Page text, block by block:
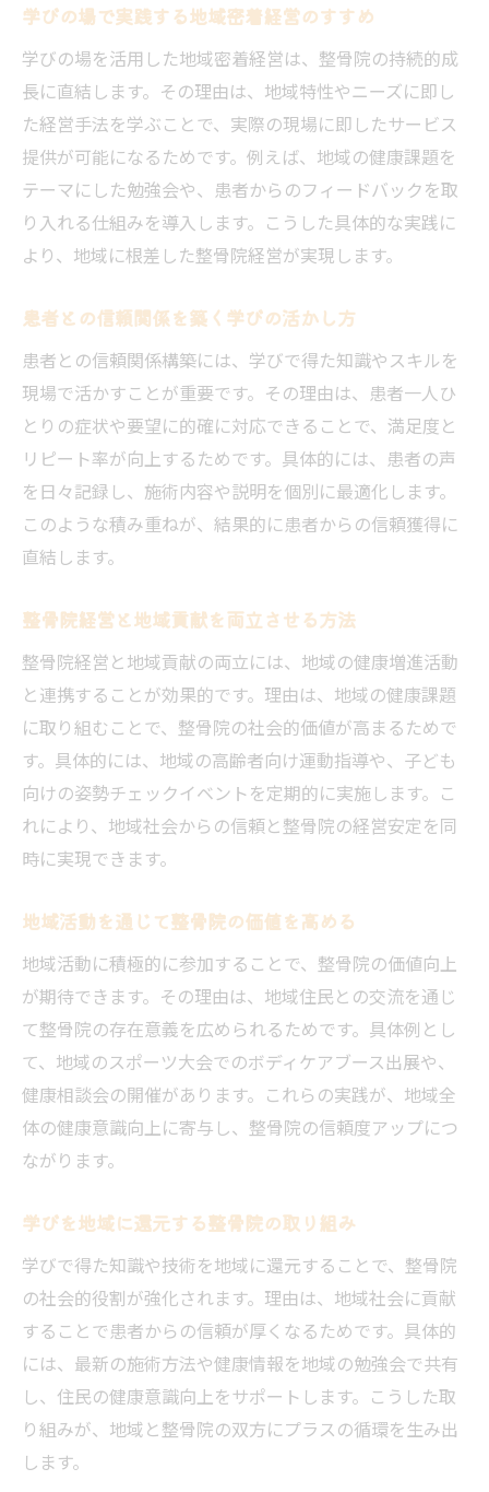
学びの場で実践する地域密着経営のすすめ
学びの場を活用した地域密着経営は、整骨院の持続的成
長に直結します。その理由は、地域特性やニーズに即し
た経営手法を学ぶことで、実際の現場に即したサービス
提供が可能になるためです。例えば、地域の健康課題を
テーマにした勉強会や、患者からのフィードバックを取
り入れる仕組みを導入します。こうした具体的な実践に
より、地域に根差した整骨院経営が実現します。
患者との信頼関係を築く学びの活かし方
患者との信頼関係構築には、学びで得た知識やスキルを
現場で活かすことが重要です。その理由は、患者一人ひ
とりの症状や要望に的確に対応できることで、満足度と
リピート率が向上するためです。具体的には、患者の声
を日々記録し、施術内容や説明を個別に最適化します。
このような積み重ねが、結果的に患者からの信頼獲得に
直結します。
整骨院経営と地域貢献を両立させる方法
整骨院経営と地域貢献の両立には、地域の健康増進活動
と連携することが効果的です。理由は、地域の健康課題
に取り組むことで、整骨院の社会的価値が高まるためで
す。具体的には、地域の高齢者向け運動指導や、子ども
向けの姿勢チェックイベントを定期的に実施します。こ
れにより、地域社会からの信頼と整骨院の経営安定を同
時に実現できます。
地域活動を通じて整骨院の価値を高める
地域活動に積極的に参加することで、整骨院の価値向上
が期待できます。その理由は、地域住民との交流を通じ
て整骨院の存在意義を広められるためです。具体例とし
て、地域のスポーツ大会でのボディケアブース出展や、
健康相談会の開催があります。これらの実践が、地域全
体の健康意識向上に寄与し、整骨院の信頼度アップにつ
ながります。
学びを地域に還元する整骨院の取り組み
学びで得た知識や技術を地域に還元することで、整骨院
の社会的役割が強化されます。理由は、地域社会に貢献
することで患者からの信頼が厚くなるためです。具体的
には、最新の施術方法や健康情報を地域の勉強会で共有
し、住民の健康意識向上をサポートします。こうした取
り組みが、地域と整骨院の双方にプラスの循環を生み出
します。